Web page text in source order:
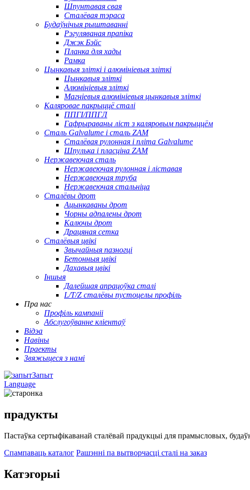
Шпунтавая свая
Сталёвая тэраса
Будаўнічыя рыштаванні
Рэгуляваная прапіка
Джэк Бэйс
Планка для хады
Рамка
Цынкавыя зліткі і алюмініевыя зліткі
Цынкавыя зліткі
Алюмініевыя зліткі
Магніевыя алюмініевыя цынкавыя зліткі
Каляровае пакрыццё сталі
ППГІ/ППГЛ
Гафрыраваны ліст з каляровым пакрыццём
Сталь Galvalume і сталь ZAM
Сталёвая рулонная і пліта Galvalume
Шпулька і пласціна ZAM
Нержавеючая сталь
Нержавеючая рулонная і ліставая
Нержавеючая труба
Нержавеючая стальніца
Сталёвы дрот
Ацынкаваны дрот
Чорны адпалены дрот
Калючы дрот
Драцяная сетка
Сталёвыя цвікі
Звычайныя пазногці
Бетонныя цвікі
Дахавыя цвікі
Іншыя
Далейшая апрацоўка сталі
L/T/Z сталёвы пустоцелы профіль
Пра нас
Профіль кампаніі
Абслугоўванне кліентаў
Відэа
Навіны
Праекты
Звяжыцеся з намі
Запыт
Language
прадукты
Пастаўка сертыфікаванай сталёвай прадукцыі для прамысловых,
Спампаваць каталог Рашэнні па вытворчасці сталі на заказ
Катэгорыі